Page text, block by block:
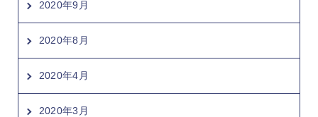
2020年9月
2020年8月
2020年4月
2020年3月